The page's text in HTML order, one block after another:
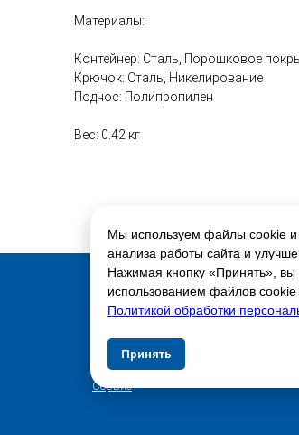
Мы используем файлы cookie и
анализа работы сайта и
Нажимая кнопку «Принять», вы
использованием файлов cookie
Политикой обработки
Принять
Материалы:
Контейнер: Сталь, Порошковое
Крючок: Сталь, Никелирование
Поднос: Полипропилен
Вес: 0.42 кг
Свяжитесь с нами
Адреса магазинов
Сервис